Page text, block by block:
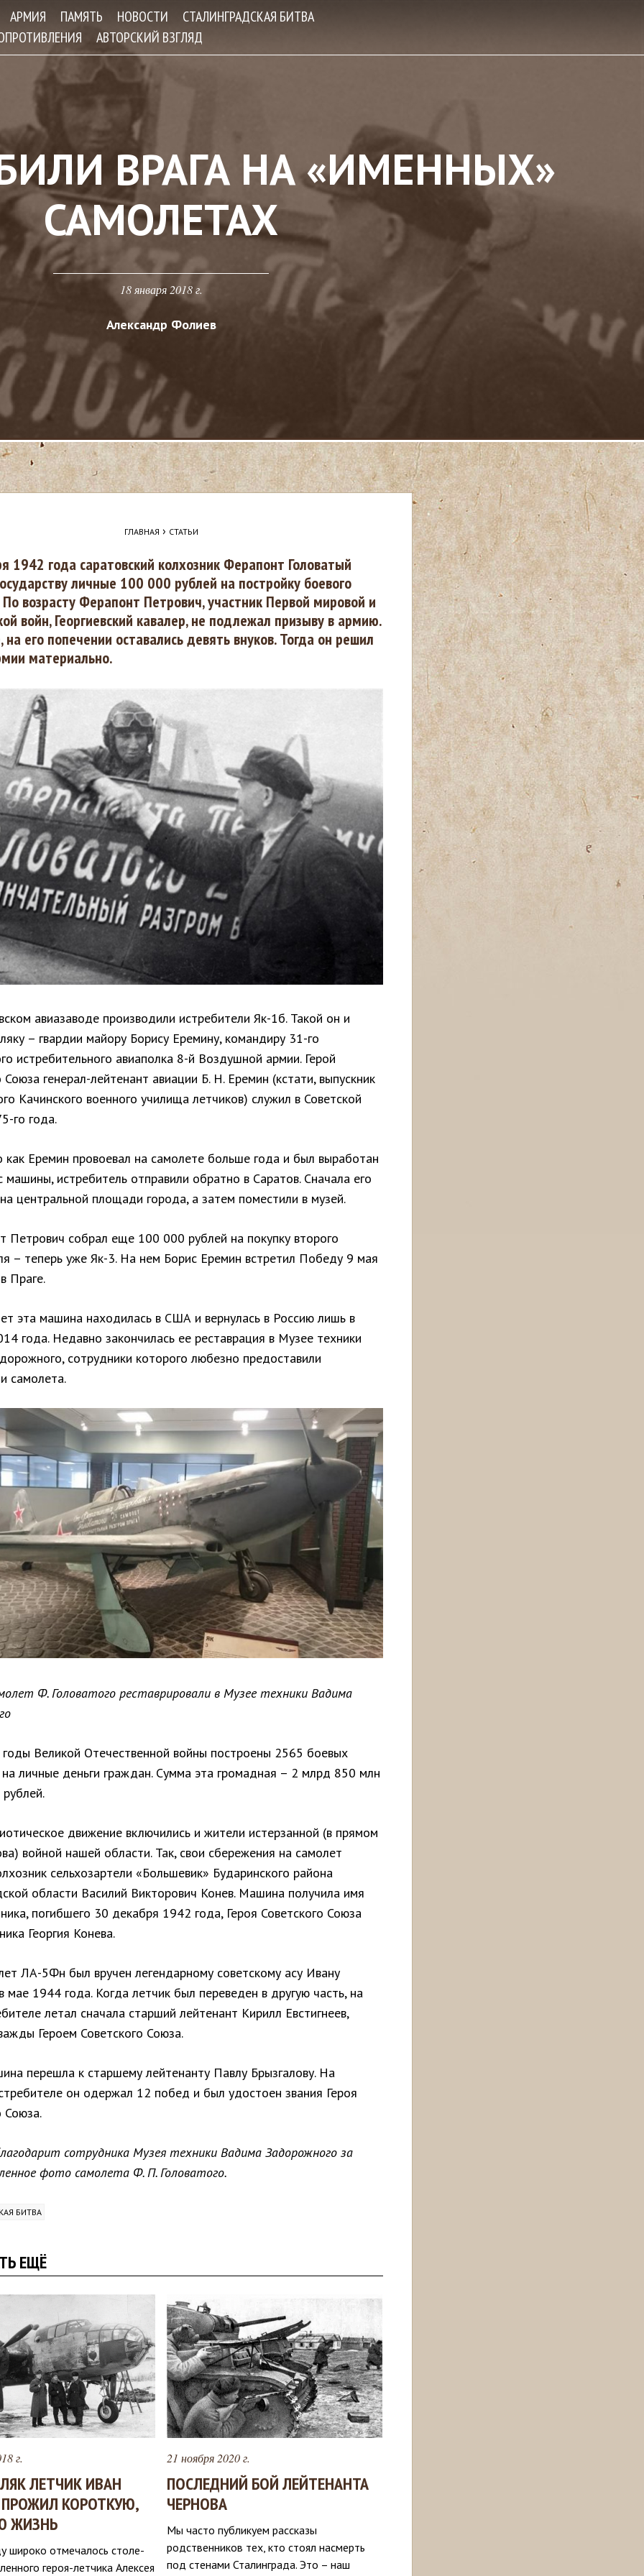
Jump to navigation
АРМИЯ ПАМЯТЬ НОВОСТИ
СТАЛИНГРАДСКАЯ БИТВА
АВТОРСКИЙ ВЗГЛЯД
ВРАГА НА «ИМЕННЫХ»
САМОЛЕТАХ
18 января 2018 г.
Александр Фолиев
ГЛАВНАЯ › СТАТЬИ
1942 года саратовский колхозник Ферапонт Головатый
личные 100 000 рублей на постройку боевого
возрасту Ферапонт Петрович, участник Первой мировой и
войн, Георгиевский кавалер, не подлежал призыву в армию.
его попечении оставались девять внуков. Тогда он решил
материально.
авиазаводе производили истребители Як-1б. Такой он и
– гвардии майору Борису Еремину, командиру 31-го
истребительного авиаполка 8-й Воздушной армии. Герой
Союза генерал-лейтенант авиации Б. Н. Еремин (кстати, выпускник
Качинского военного училища летчиков) служил в Советской
го года.
как Еремин провоевал на самолете больше года и был выработан
машины, истребитель отправили обратно в Саратов. Сначала его
центральной площади города, а затем поместили в музей.
Петрович собрал еще 100 000 рублей на покупку второго
– теперь уже Як-3. На нем Борис Еремин встретил Победу 9 мая
Праге.
эта машина находилась в США и вернулась в Россию лишь в
года. Недавно закончилась ее реставрация в Музее техники
сотрудники которого любезно предоставили
самолета.
Ф. Головатого реставрировали в Музее техники Вадима
годы Великой Отечественной войны построены 2565 боевых
личные деньги граждан. Сумма эта громадная – 2 млрд 850 млн
движение включились и жители истерзанной (в прямом
войной нашей области. Так, свои сбережения на самолет
сельхозартели «Большевик» Бударинского района
области Василий Викторович Конев. Машина получила имя
погибшего 30 декабря 1942 года, Героя Советского Союза
Георгия Конева.
ЛА-5Фн был вручен легендарному советскому асу Ивану
мае 1944 года. Когда летчик был переведен в другую часть, на
летал сначала старший лейтенант Кирилл Евстигнеев,
Героем Советского Союза.
перешла к старшему лейтенанту Павлу Брызгалову. На
он одержал 12 побед и был удостоен звания Героя
Союза.
сотрудника Музея техники Вадима Задорожного за
фото самолета Ф. П. Головатого.
БИТВА
ЕЩЁ
г.
ЛЕТЧИК ИВАН
ПРОЖИЛ КОРОТКУЮ,
ЖИЗНЬ
широко отмечалось столе­
героя-летчика Алексея
21 ноября 2020 г.
ПОСЛЕДНИЙ БОЙ ЛЕЙТЕНАНТА
ЧЕРНОВА
Мы часто публикуем рассказы
родственников тех, кто стоял насмерть
под стенами Сталинграда. Это – наш